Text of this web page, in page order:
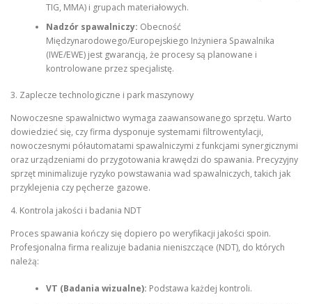
TIG, MMA) i grupach materiałowych.
Nadzór spawalniczy: Obecność
Międzynarodowego/Europejskiego Inżyniera Spawalnika
(IWE/EWE) jest gwarancją, że procesy są planowane i
kontrolowane przez specjalistę.
3. Zaplecze technologiczne i park maszynowy
Nowoczesne spawalnictwo wymaga zaawansowanego sprzętu. Warto
dowiedzieć się, czy firma dysponuje systemami filtrowentylacji,
nowoczesnymi półautomatami spawalniczymi z funkcjami synergicznymi
oraz urządzeniami do przygotowania krawędzi do spawania. Precyzyjny
sprzęt minimalizuje ryzyko powstawania wad spawalniczych, takich jak
przyklejenia czy pęcherze gazowe.
4. Kontrola jakości i badania NDT
Proces spawania kończy się dopiero po weryfikacji jakości spoin.
Profesjonalna firma realizuje badania nieniszczące (NDT), do których
należą:
VT (Badania wizualne): Podstawa każdej kontroli.